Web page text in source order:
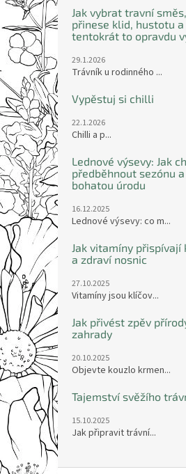
Jak vybrat travní
přinese klid, hustotu
tentokrát to opravdu
29.1.2026
Trávník u rodinného ...
Vypěstuj si chilli
22.1.2026
Chilli a p...
Lednové výsevy: Jak
předběhnout sezónu
bohatou úrodu
16.12.2025
Lednové výsevy: co m...
Jak vitamíny přispívají
a zdraví nosnic
27.10.2025
Vitamíny jsou klíčov...
Jak přivést zpěv
zahrady
20.10.2025
Objevte kouzlo krmen...
Tajemství svěžího
15.10.2025
Jak připravit trávní...